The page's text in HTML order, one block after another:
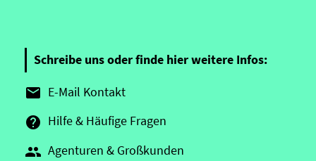
Schreibe uns oder finde hier weitere Infos:
 E-Mail Kontakt
 Hilfe & Häufige Fragen
 Agenturen & Großkunden